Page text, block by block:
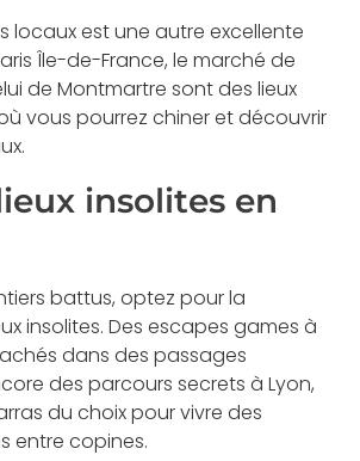
locaux est une autre excellente
Île-de-France, le marché de
de Montmartre sont des lieux
vous pourrez chiner et découvrir
insolites en
battus, optez pour la
insolites. Des escapes games à
dans des passages
des parcours secrets à Lyon,
du choix pour vivre des
entre copines.